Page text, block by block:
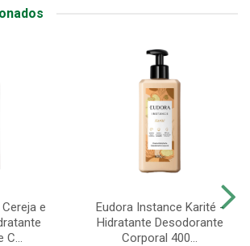
e
C...
Eudora Instance Karité -
Hidratante Desodorante
Corporal 400...